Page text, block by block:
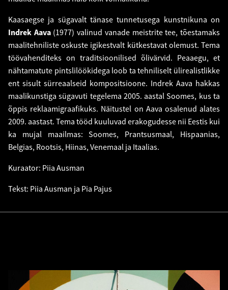
Kaasaegse ja sügavalt tänase tunnetusega kunstnikuna on
Indrek Aava(1977) valinud vanade meistrite tee, tõestamaks
maalitehniliste oskuste igikestvalt kütkestavat olemust. Tema
töövahenditeks on traditsioonilised õlivärvid. Peaaegu, et
nähtamatute pintslilöökidega loob ta tehniliselt ülirealistlikke
ent sisult sürreaalseid kompositsioone. Indrek Aava hakkas
maalikunstiga sügavuti tegelema 2005. aastal Soomes, kus ta
õppis reklaamigraafikuks. Näitustel on Aava osalenud alates
2009. aastast. Tema tööd kuuluvad erakogudesse nii Eestis kui
ka mujal maailmas: Soomes, Prantsusmaal, Hispaanias,
Belgias, Rootsis, Hiinas, Venemaal ja Itaalias.
Kuraator: Piia Ausman
Tekst: Piia Ausman ja Pia Pajus